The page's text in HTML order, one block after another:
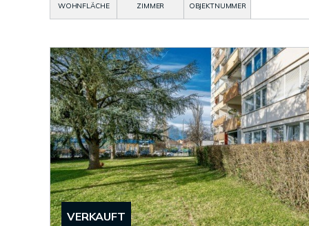
WOHNFLÄCHE
ZIMMER
OBJEKTNUMMER
VERKAUFT